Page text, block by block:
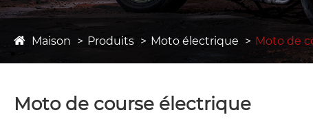
Maison Produits Moto électrique Moto de
Moto de course électrique